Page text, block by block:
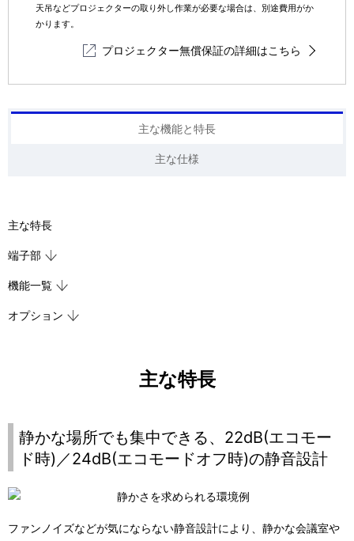
天吊などプロジェクターの取り外し作業が必要な場合は、別途費用がか
かります。
プロジェクター無償保証の詳細はこちら
主な機能と特長
主な仕様
主な特長
端子部
機能一覧
オプション
主な特長
静かな場所でも集中できる、22dB(エコモー
ド時)／24dB(エコモードオフ時)の静音設計
ファンノイズなどが気にならない静音設計により、静かな会議室や